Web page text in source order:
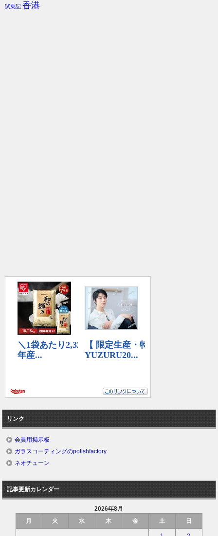
試乗記 香港
リンク
会員用掲示板
ガラスコーティングのpolishfactory
ネオチューン
記事更新カレンダー
2026年8月
月
火 水 木 金 土 日